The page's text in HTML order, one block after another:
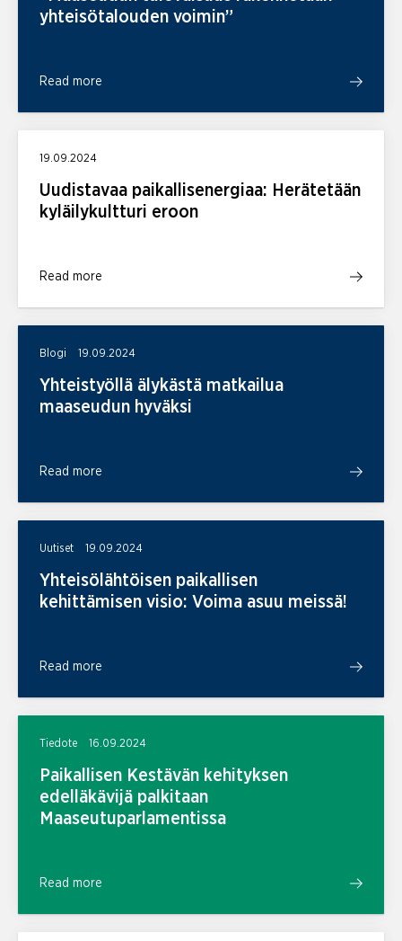
yhteisötalouden voimin”
Read more
19.09.2024
Uudistavaa paikallisenergiaa: Herätetään
kyläilykultturi eroon
Read more
Blogi 19.09.2024
Yhteistyöllä älykästä matkailua
maaseudun hyväksi
Read more
Uutiset 19.09.2024
Yhteisölähtöisen paikallisen
kehittämisen visio: Voima asuu meissä!
Read more
Tiedote 16.09.2024
Paikallisen Kestävän kehityksen
edelläkävijä palkitaan
Maaseutuparlamentissa
Read more